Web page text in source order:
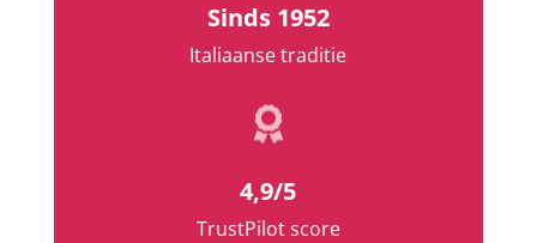
Sinds 1952
Italiaanse traditie

4,9/5
TrustPilot score